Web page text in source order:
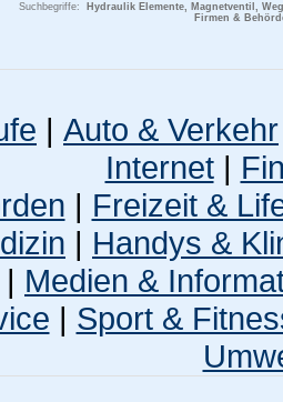
Suchbegriffe:
Hydraulik Elemente, Magnetventil,
Firmen &
| Auto & Verkehr
Internet|
| Freizeit &
| Handys &
| Medien &
| Sport &